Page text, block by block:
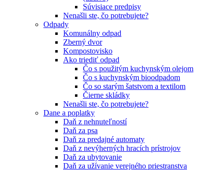
Súvisiace predpisy
Nenašli ste, čo potrebujete?
Odpady
Komunálny odpad
Zberný dvor
Kompostovisko
Ako triediť odpad
Čo s použitým kuchynským olejom
Čo s kuchynským bioodpadom
Čo so starým šatstvom a textilom
Čierne skládky
Nenašli ste, čo potrebujete?
Dane a poplatky
Daň z nehnuteľností
Daň za psa
Daň za predajné automaty
Daň z nevýherných hracích prístrojov
Daň za ubytovanie
Daň za užívanie verejného priestranstva